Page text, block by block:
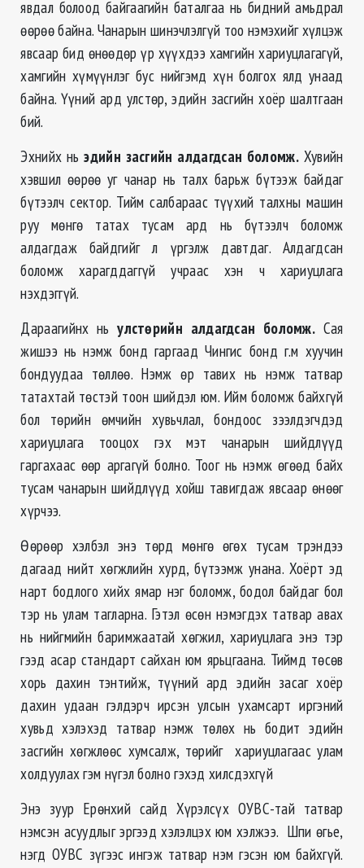
явдал болоод байгаагийн баталгаа нь бидний амьдрал
өөрөө байна. Чанарын шинэчлэлгүй тоо нэмэхийг хүлцэж
явсаар бид өнөөдөр үр хүүхдээ хамгийн хариуцлагагүй,
хамгийн хүмүүнлэг бус нийгэмд хүн болгох ялд унаад
байна. Үүний ард улстөр, эдийн засгийн хоёр шалтгаан
бий.
Эхнийх ньэдийн засгийн алдагдсан боломж. Хувийн
хэвшил өөрөө уг чанар нь талх барьж бүтээж байдаг
бүтээлч сектор. Тийм салбараас түүхий талхны машин
руу мөнгө татах тусам ард нь бүтээлч боломж
алдагдаж байдгийг л үргэлж давтдаг. Алдагдсан
боломж харагддаггүй учраас хэн ч хариуцлага
нэхдэггүй.
Дараагийнх ньулстөрийн алдагдсан боломж. Сая
жишээ нь нэмж бонд гаргаад Чингис бонд г.м хуучин
бондуудаа төллөө. Нэмж өр тавих нь нэмж татвар
татахтай төстэй тоон шийдэл юм. Ийм боломж байхгүй
бол төрийн өмчийн хувьчлал, бондоос зээлдэгчдэд
хариуцлага тооцох гэх мэт чанарын шийдлүүд
гаргахаас өөр аргагүй болно. Тоог нь нэмж өгөөд байх
тусам чанарын шийдлүүд хойш тавигдаж явсаар өнөөг
хүрчээ.
Өөрөөр хэлбэл энэ төрд мөнгө өгөх тусам трэндээ
дагаад нийт хөгжлийн хурд, бүтээмж унана. Хоёрт эд
нарт бодлого хийх ямар нэг боломж, бодол байдаг бол
тэр нь улам тагларна. Гэтэл өсөн нэмэгдэх татвар авах
нь нийгмийн баримжаатай хөгжил, хариуцлага энэ тэр
гээд асар стандарт сайхан юм ярьцгаана. Тиймд төсөв
хорь дахин тэнтийж, түүний ард эдийн засаг хоёр
дахин удаан гэлдэрч ирсэн улсын ухамсарт иргэний
хувьд хэлэхэд татвар нэмж төлөх нь бодит эдийн
засгийн хөгжлөөс хумсалж, төрийг хариуцлагаас улам
холдуулах гэм нүгэл болно гэхэд хилсдэхгүй
Энэ зуур Ерөнхий сайд Хүрэлсүх ОУВС-тай татвар
нэмсэн асуудлыг эргээд хэлэлцэх юм хэлжээ. Шпи өгье,
нэгд ОУВС зүгээс ингэж татвар нэм гэсэн юм байхгүй.